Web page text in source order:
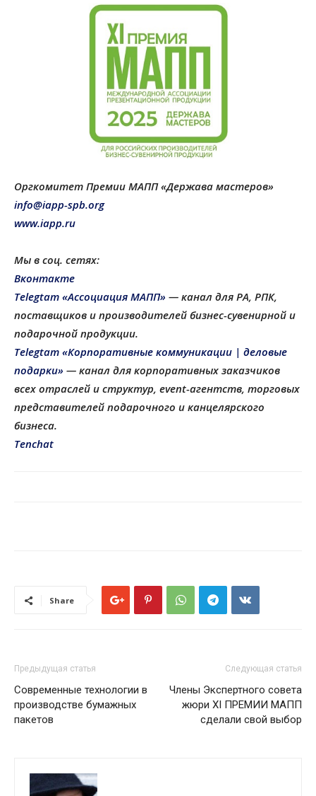
Оргкомитет Премии МАПП «Держава мастеров»
info@iapp-spb.org
www.iapp.ru
Мы в соц. сетях:
Вконтакте
Telegtam «Ассоциация МАПП» — канал для РА, РПК,
поставщиков и производителей бизнес-сувенирной и
подарочной продукции.
Telegtam «Корпоративные коммуникации | деловые
подарки» — канал для корпоративных заказчиков
всех отраслей и структур, еvent-агентств, торговых
представителей подарочного и канцелярского
бизнеса.
Tenchat
Share
Предыдущая статья
Современные технологии в
производстве бумажных
пакетов
Следующая статья
Члены Экспертного совета
жюри XI ПРЕМИИ МАПП
сделали свой выбор